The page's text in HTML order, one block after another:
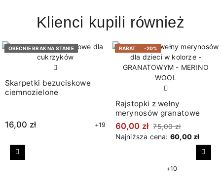
Klienci kupili również
OBECNIE BRAK NA STANIE
Skarpetki bezuciskowe
ciemnozielone
16,00 zł +19
RABAT -20%
Rajstopki z wełny
merynosów granatowe
60,00 zł 75,00 zł
Najniższa cena: 60,00 zł
+10
Poprzedni